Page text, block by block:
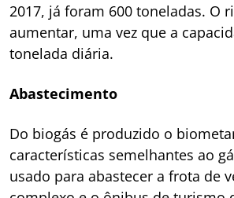
2017, já foram 600 toneladas. O
aumentar, uma vez que a
tonelada diária.
Abastecimento
Do biogás é produzido o
características semelhantes ao
usado para abastecer a frota de